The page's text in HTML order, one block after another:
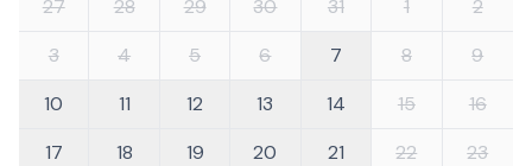
27 28 29 30 31 1
2
3
4 5 6 7 8
9
10
11 12 13 14 15
16
17
18 19 20 21 22
23